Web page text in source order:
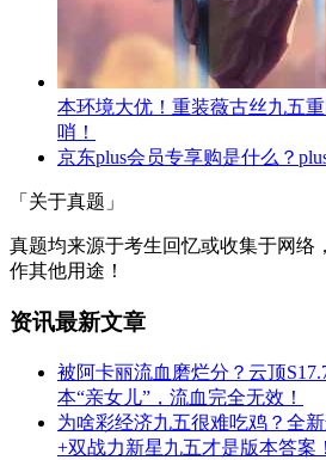
本环境大优！重装薇古丝九五
哨！
京东plus会员专享购是什么？
「关于真题」
真题均来源于考生回忆或收集于网络
作其他用途！
资讯最新文章
被阿卡丽流血磨烂分？云顶
本“亲女儿”，流血完全无效！
为啥彩经济九五很难吃鸡？全
+双战力新星九五才是版本答案